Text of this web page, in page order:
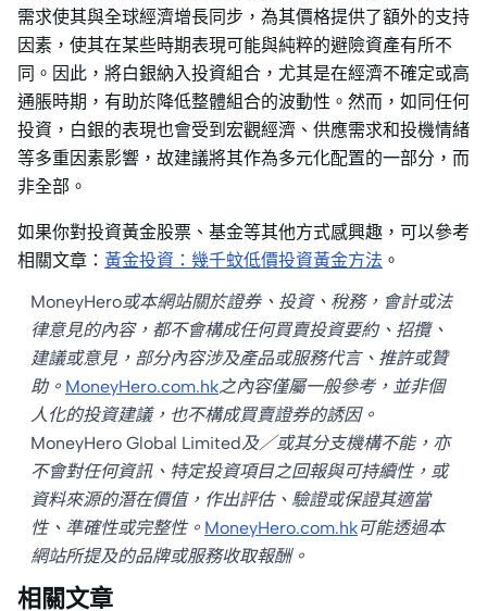
需求使其與全球經濟增長同步，為其價格提供了額外的支持
因素，使其在某些時期表現可能與純粹的避險資產有所不
同。因此，將白銀納入投資組合，尤其是在經濟不確定或高
通脹時期，有助於降低整體組合的波動性。然而，如同任何
投資，白銀的表現也會受到宏觀經濟、供應需求和投機情緒
等多重因素影響，故建議將其作為多元化配置的一部分，而
非全部。
如果你對投資黃金股票、基金等其他方式感興趣，可以參考
相關文章： 黃金投資：幾千蚊低價投資黃金方法 。
MoneyHero或本網站關於證券、投資、稅務，會計或法
律意見的內容，都不會構成任何買賣投資要約、招攬、
建議或意見，部分內容涉及產品或服務代言、推許或贊
助。 MoneyHero.com.hk之內容僅屬一般參考，並非個
人化的投資建議，也不構成買賣證券的誘因。
MoneyHero Global Limited及／或其分支機構不能，亦
不會對任何資訊、特定投資項目之回報與可持續性，或
資料來源的潛在價值，作出評估、驗證或保證其適當
性、準確性或完整性。 MoneyHero.com.hk可能透過本
網站所提及的品牌或服務收取報酬。
相關文章